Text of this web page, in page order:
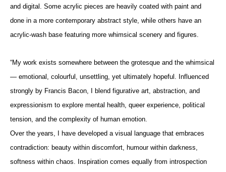
and digital. Some acrylic pieces are heavily coated with paint and
done in a more contemporary abstract style, while others have an
acrylic-wash base featuring more whimsical scenery and figures.
“My work exists somewhere between the grotesque and the whimsical
— emotional, colourful, unsettling, yet ultimately hopeful. Influenced
strongly by Francis Bacon, I blend figurative art, abstraction, and
expressionism to explore mental health, queer experience, political
tension, and the complexity of human emotion.
Over the years, I have developed a visual language that embraces
contradiction: beauty within discomfort, humour within darkness,
softness within chaos. Inspiration comes equally from introspection